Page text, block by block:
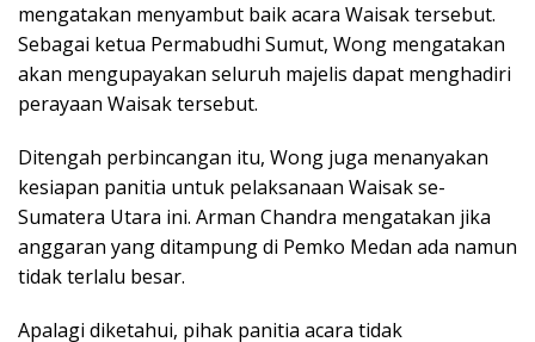
mengatakan menyambut baik acara Waisak tersebut.
Sebagai ketua Permabudhi Sumut, Wong mengatakan
akan mengupayakan seluruh majelis dapat menghadiri
perayaan Waisak tersebut.
Ditengah perbincangan itu, Wong juga menanyakan
kesiapan panitia untuk pelaksanaan Waisak se-
Sumatera Utara ini. Arman Chandra mengatakan jika
anggaran yang ditampung di Pemko Medan ada namun
tidak terlalu besar.
Apalagi diketahui, pihak panitia acara tidak